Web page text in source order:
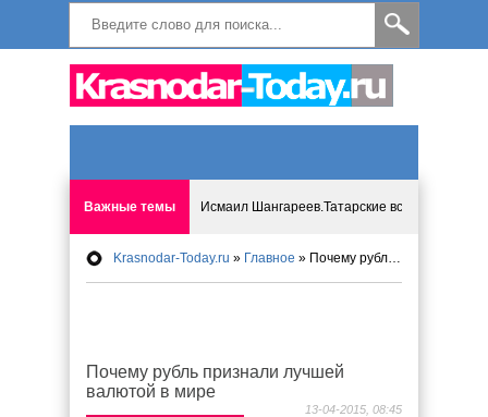
Важные темы Исмаил Шангареев.Татарские встречи на
Программа «Мир без слёз» впервые в Анапе:
Исмагил Шангареев. В поисках внутренней
Krasnodar-Today.ru » Главное » Почему рубль признали лучшей валютой в мире
Почему рубль признали лучшей
валютой в мире
13-04-2015, 08:45